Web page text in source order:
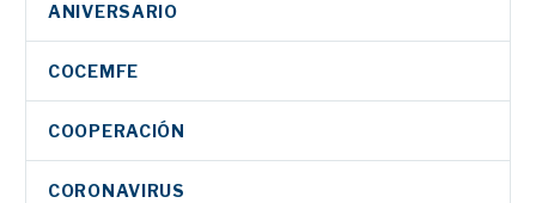
ANIVERSARIO
COCEMFE
COOPERACIÓN
CORONAVIRUS